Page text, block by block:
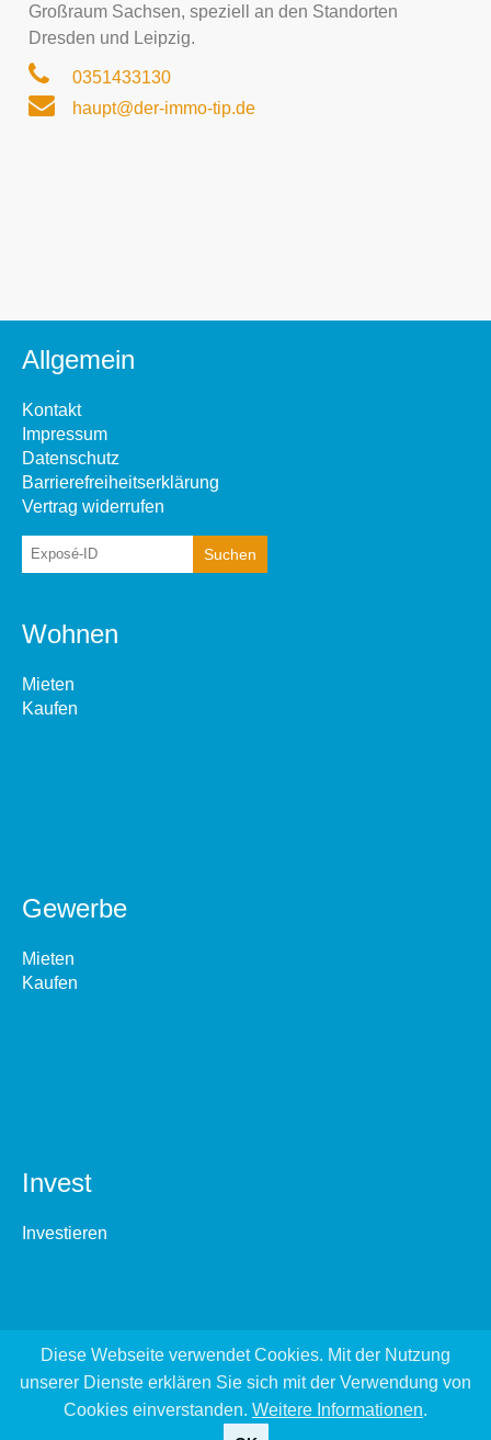
Großraum Sachsen, speziell an den Standorten
Dresden und Leipzig.
0351433130
haupt@der-immo-tip.de
Allgemein
Kontakt
Impressum
Datenschutz
Barrierefreiheitserklärung
Vertrag widerrufen
Wohnen
Mieten
Kaufen
Gewerbe
Mieten
Kaufen
Invest
Investieren
Diese Webseite verwendet Cookies. Mit der Nutzung
unserer Dienste erklären Sie sich mit der Verwendung von
Cookies einverstanden. Weitere Informationen.